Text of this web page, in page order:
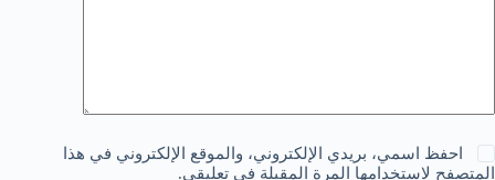
احفظ اسمي، بريدي الإلكتروني، والموقع الإلكتروني في هذا
المتصفح لاستخدامها المرة المقبلة في تعليقي.